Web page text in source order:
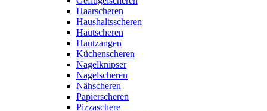
Haarscheren
Haushaltsscheren
Hautscheren
Hautzangen
Küchenscheren
Nagelknipser
Nagelscheren
Nähscheren
Papierscheren
Pizzaschere